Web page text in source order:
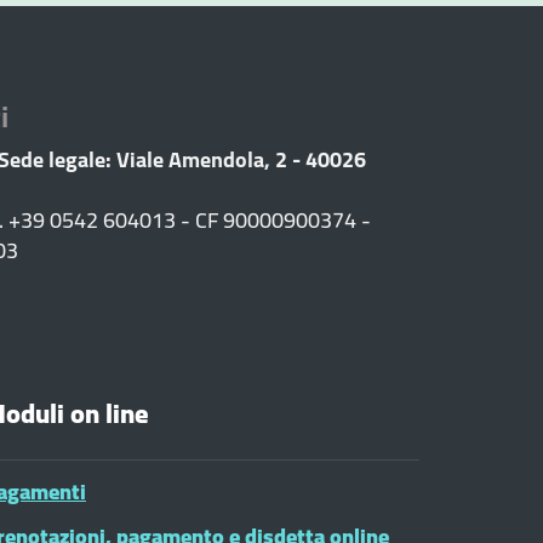
legale: Viale Amendola, 2 - 40026
0542 604013 - CF 90000900374 -
on line